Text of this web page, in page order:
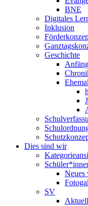
BNE
Digitales
Inklusion
Geschichte
Dies sind wir
Neues
SV